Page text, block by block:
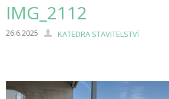
IMG_2112
26.6.2025 KATEDRA STAVITELSTVÍ